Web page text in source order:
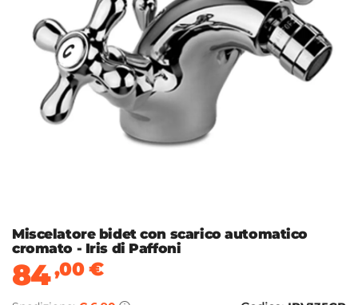
Miscelatore bidet con scarico automatico
cromato - Iris di Paffoni
84,00€